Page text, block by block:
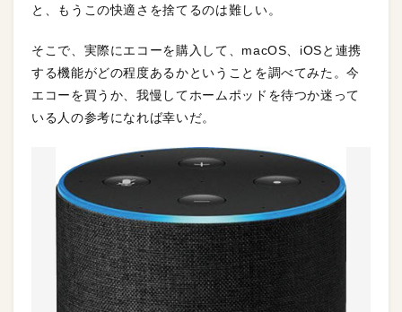
と、もうこの快適さを捨てるのは難しい。
そこで、実際にエコーを購入して、macOS、iOSと連携
する機能がどの程度あるかということを調べてみた。今
エコーを買うか、我慢してホームポッドを待つか迷って
いる人の参考になれば幸いだ。